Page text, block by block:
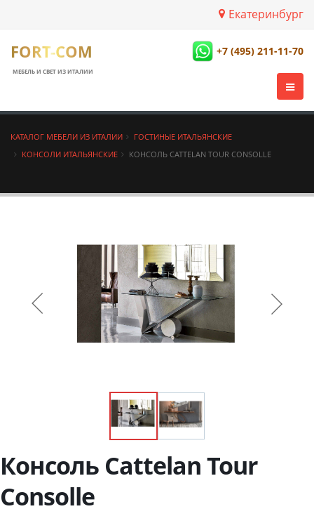
Екатеринбург
FORT-COM
МЕБЕЛЬ И СВЕТ ИЗ ИТАЛИИ
+7 (495) 211-11-70
КАТАЛОГ МЕБЕЛИ ИЗ ИТАЛИИ
ГОСТИНЫЕ ИТАЛЬЯНСКИЕ
КОНСОЛИ ИТАЛЬЯНСКИЕ
КОНСОЛЬ CATTELAN TOUR CONSOLLE
Консоль Cattelan Tour
Consolle